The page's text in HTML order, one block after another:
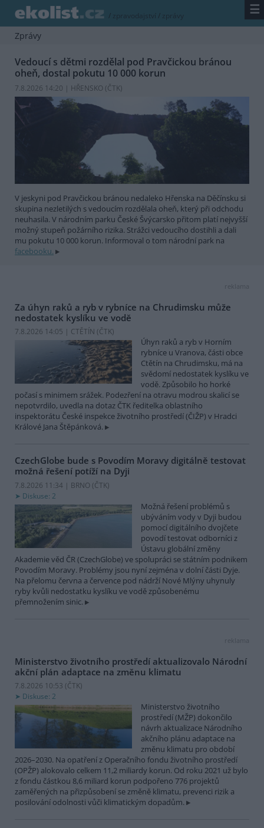
/ zpravodajství / zprávy ☰
Zprávy
Vedoucí s dětmi rozdělal pod Pravčickou bránou
oheň, dostal pokutu 10 000 korun
7.8.2026 14:20 | HŘENSKO (ČTK)
V jeskyni pod Pravčickou bránou nedaleko Hřenska na Děčínsku si
skupina nezletilých s vedoucím rozdělala oheň, který při odchodu
neuhasila. V národním parku České Švýcarsko přitom platí nejvyšší
možný stupeň požárního rizika. Strážci vedoucího dostihli a dali
mu pokutu 10 000 korun. Informoval o tom národní park na
facebooku.
reklama
Za úhyn raků a ryb v rybníce na Chrudimsku může
nedostatek kyslíku ve vodě
7.8.2026 14:05 | CTĚTÍN (ČTK)
Úhyn raků a ryb v Horním
rybníce u Vranova, části obce
Ctětín na Chrudimsku, má na
svědomí nedostatek kyslíku ve
vodě. Způsobilo ho horké
počasí s minimem srážek. Podezření na otravu modrou skalicí se
nepotvrdilo, uvedla na dotaz ČTK ředitelka oblastního
inspektorátu České inspekce životního prostředí (ČIŽP) v Hradci
Králové Jana Štěpánková.
CzechGlobe bude s Povodím Moravy digitálně testovat
možná řešení potíží na Dyji
7.8.2026 11:34 | BRNO (ČTK)
Diskuse: 2
Možná řešení problémů s
ubýváním vody v Dyji budou
pomocí digitálního dvojčete
povodí testovat odborníci z
Ústavu globální změny
Akademie věd ČR (CzechGlobe) ve spolupráci se státním podnikem
Povodím Moravy. Problémy jsou nyní zejména v dolní části Dyje.
Na přelomu června a července pod nádrží Nové Mlýny uhynuly
ryby kvůli nedostatku kyslíku ve vodě způsobenému
přemnožením sinic.
reklama
Ministerstvo životního prostředí aktualizovalo Národní
akční plán adaptace na změnu klimatu
7.8.2026 10:53 (ČTK)
Diskuse: 2
Ministerstvo životního
prostředí (MŽP) dokončilo
návrh aktualizace Národního
akčního plánu adaptace na
změnu klimatu pro období
2026–2030. Na opatření z Operačního fondu životního prostředí
(OPŽP) alokovalo celkem 11,2 miliardy korun. Od roku 2021 už bylo
z fondu částkou 8,6 miliard korun podpořeno 776 projektů
zaměřených na přizpůsobení se změně klimatu, prevenci rizik a
posilování odolnosti vůči klimatickým dopadům.